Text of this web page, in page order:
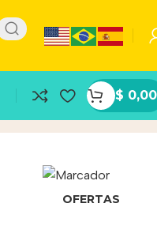
$ 0,00
OFERTAS